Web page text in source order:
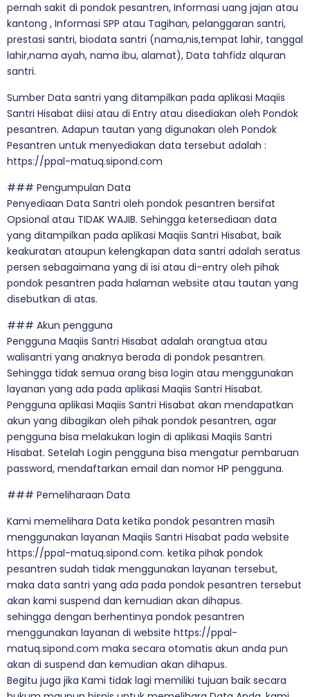
pernah sakit di pondok pesantren, Informasi uang jajan atau
kantong , Informasi SPP atau Tagihan, pelanggaran santri,
prestasi santri, biodata santri (nama,nis,tempat lahir, tanggal
lahir,nama ayah, nama ibu, alamat), Data tahfidz alquran
santri.
Sumber Data santri yang ditampilkan pada aplikasi Maqiis
Santri Hisabat diisi atau di Entry atau disediakan oleh Pondok
pesantren. Adapun tautan yang digunakan oleh Pondok
Pesantren untuk menyediakan data tersebut adalah :
https://ppal-matuq.sipond.com
### Pengumpulan Data
Penyediaan Data Santri oleh pondok pesantren bersifat
Opsional atau TIDAK WAJIB. Sehingga ketersediaan data
yang ditampilkan pada aplikasi Maqiis Santri Hisabat, baik
keakuratan ataupun kelengkapan data santri adalah seratus
persen sebagaimana yang di isi atau di-entry oleh pihak
pondok pesantren pada halaman website atau tautan yang
disebutkan di atas.
### Akun pengguna
Pengguna Maqiis Santri Hisabat adalah orangtua atau
walisantri yang anaknya berada di pondok pesantren.
Sehingga tidak semua orang bisa login atau menggunakan
layanan yang ada pada aplikasi Maqiis Santri Hisabat.
Pengguna aplikasi Maqiis Santri Hisabat akan mendapatkan
akun yang dibagikan oleh pihak pondok pesantren, agar
pengguna bisa melakukan login di aplikasi Maqiis Santri
Hisabat. Setelah Login pengguna bisa mengatur pembaruan
password, mendaftarkan email dan nomor HP pengguna.
### Pemeliharaan Data
Kami memelihara Data ketika pondok pesantren masih
menggunakan layanan Maqiis Santri Hisabat pada website
https://ppal-matuq.sipond.com. ketika pihak pondok
pesantren sudah tidak menggunakan layanan tersebut,
maka data santri yang ada pada pondok pesantren tersebut
akan kami suspend dan kemudian akan dihapus.
sehingga dengan berhentinya pondok pesantren
menggunakan layanan di website https://ppal-
matuq.sipond.com maka secara otomatis akun anda pun
akan di suspend dan kemudian akan dihapus.
Begitu juga jika Kami tidak lagi memiliki tujuan baik secara